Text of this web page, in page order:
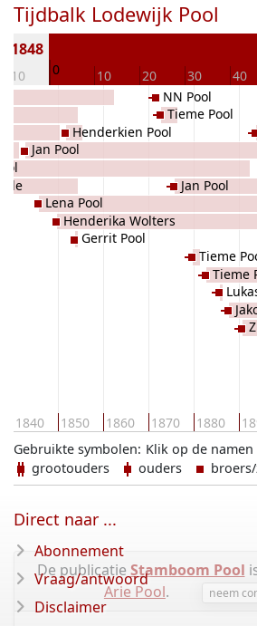
Tijdbalk Lodewijk Pool
-10 0 10 20 30 40
1848
1840 1850 1860 1870 1880
Jan Pool
Lena Pool
Henderika Wolters
Henderkien Pool
Gerrit Pool
NN Pool
Tieme Pool
Jan Pool
Tieme
Tieme
Klik op de
Gebruikte symbolen:
grootouders
ouders
De publicatie Stamboom Pool
Arie Pool. neem
Direct naar ...
Abonnement
Vraag/antwoord
Disclaimer